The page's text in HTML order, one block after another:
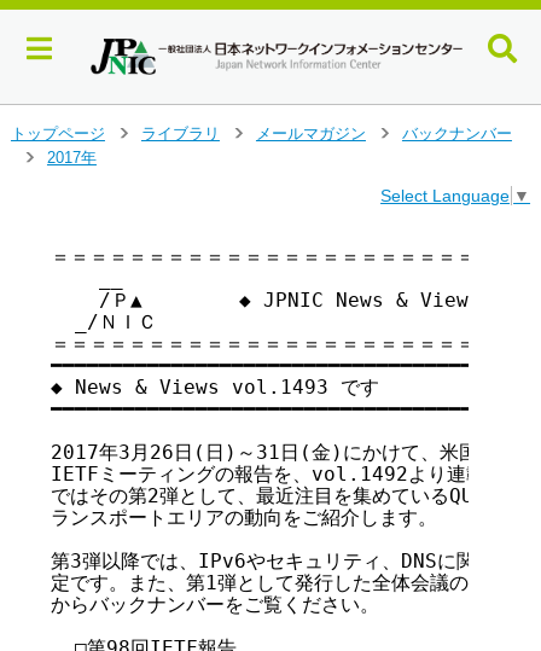
トップページ
ライブラリ
メールマガジン
バックナンバー
2017年
Select Language ▼
＝＝＝＝＝＝＝＝＝＝＝＝＝＝＝＝＝＝＝＝＝＝＝＝
/Ｐ▲        ◆ JPNIC News & Views
  _/ＮＩＣ
＝＝＝＝＝＝＝＝＝＝＝＝＝＝＝＝＝＝＝＝＝＝＝＝
━━━━━━━━━━━━━━━━━━━━━━━━━━━━━━━━━━━
◆ News & Views vol.1493 です
━━━━━━━━━━━━━━━━━━━━━━━━━━━━━━━━━━━
2017年3月26日(日)～31日(金)にかけて、米国のシカ
IETFミーティングの報告を、vol.1492より連載にて
ではその第2弾として、最近注目を集めているQUICに
ランスポートエリアの動向をご紹介します。
第3弾以降では、IPv6やセキュリティ、DNSに関する動
定です。また、第1弾として発行した全体会議の報告に
からバックナンバーをご覧ください。